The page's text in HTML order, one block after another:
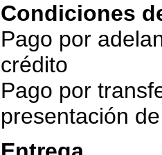
Condiciones
Pago por
crédito
Pago por
presentación